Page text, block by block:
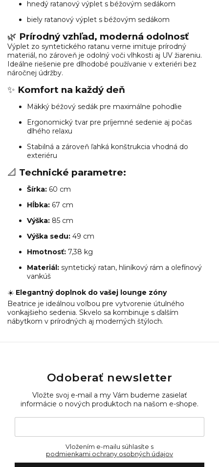
hnedý ratanový výplet s béžovým sedákom
biely ratanový výplet s béžovým sedákom
🌿 Prírodný vzhľad, moderná odolnosť
Výplet zo syntetického ratanu verne imituje prírodný
materiál, no zároveň je odolný voči vlhkosti aj UV žiareniu.
Ideálne riešenie pre dlhodobé používanie v exteriéri bez
náročnej údržby.
✨ Komfort na každý deň
Mäkký béžový sedák pre maximálne pohodlie
Ergonomický tvar pre príjemné sedenie aj počas
dlhého relaxu
Stabilná a zároveň ľahká konštrukcia vhodná do
exteriéru
📐 Technické parametre:
Šírka: 60 cm
Hĺbka: 67 cm
Výška: 85 cm
Výška sedu: 49 cm
Hmotnosť: 7,38 kg
Materiál: syntetický ratan, hliníkový rám a olefínový
vankúš
☀️ Elegantný doplnok do vašej lounge zóny
Beatrice je ideálnou voľbou pre vytvorenie útulného
vonkajšieho sedenia. Skvelo sa kombinuje s ďalším
nábytkom v prírodných aj moderných štýloch.
Odoberať newsletter
Vložte svoj e-mail a my Vám budeme zasielať
informácie o nových produktoch na našom e-shope.
podmienkami ochrany osobných údajov